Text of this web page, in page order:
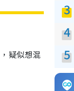
疑似想混
3
4
5